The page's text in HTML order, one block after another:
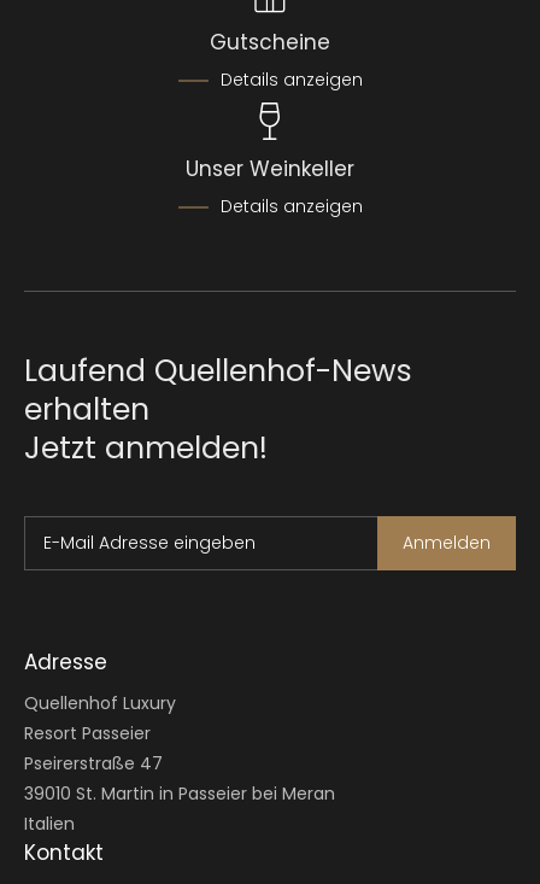
Gutscheine
Details anzeigen
Unser Weinkeller
Details anzeigen
Laufend Quellenhof-News
erhalten
Jetzt anmelden!
E-Mail Adresse eingeben Anmelden
Adresse
Quellenhof Luxury
Resort Passeier
Pseirerstraße 47
39010 St. Martin in Passeier bei Meran
Italien
Kontakt